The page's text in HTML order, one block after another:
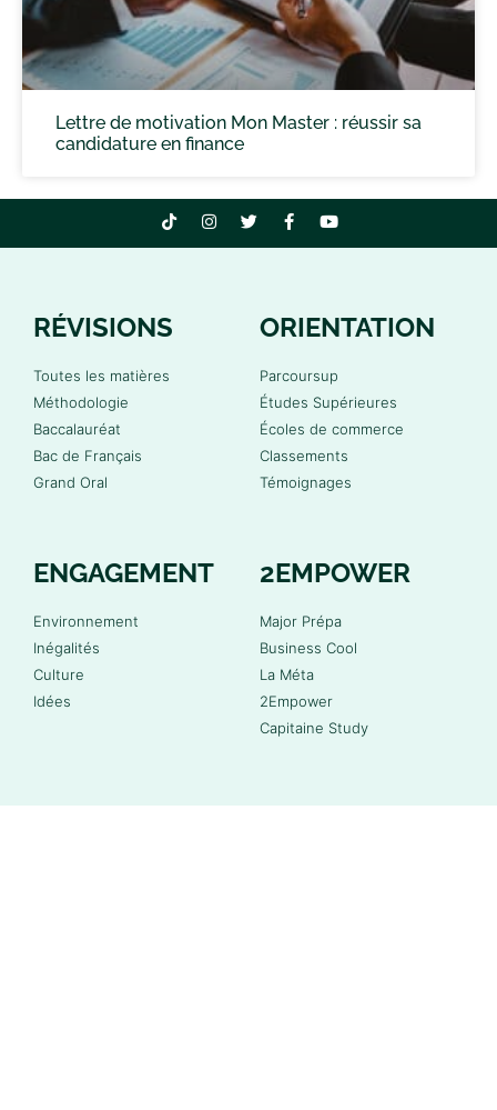
Lettre de motivation Mon Master : réussir sa
candidature en finance
RÉVISIONS
Toutes les matières
Méthodologie
Baccalauréat
Bac de Français
Grand Oral
ORIENTATION
Parcoursup
Études Supérieures
Écoles de commerce
Classements
Témoignages
ENGAGEMENT
Environnement
Inégalités
Culture
Idées
2EMPOWER
Major Prépa
Business Cool
La Méta
2Empower
Capitaine Study